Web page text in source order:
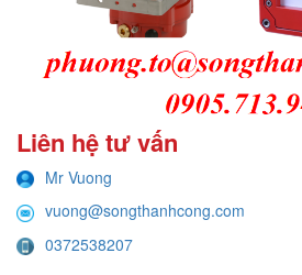
Liên hệ tư vấn
Mr Vuong
vuong@songthanhcong.com
0372538207